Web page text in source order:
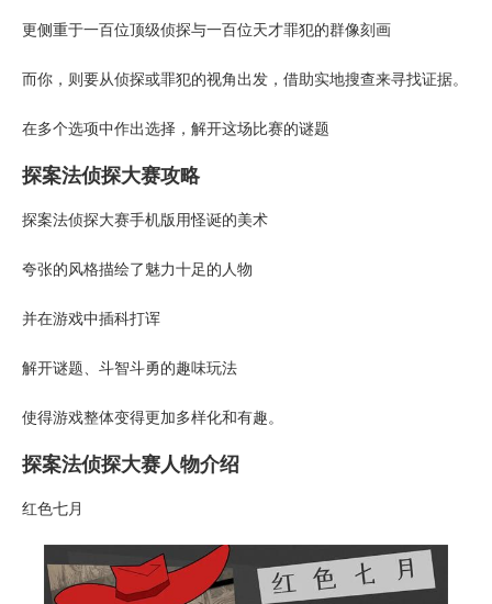
更侧重于一百位顶级侦探与一百位天才罪犯的群像刻画
而你，则要从侦探或罪犯的视角出发，借助实地搜查来寻找证据。
在多个选项中作出选择，解开这场比赛的谜题
探案法侦探大赛攻略
探案法侦探大赛手机版用怪诞的美术
夸张的风格描绘了魅力十足的人物
并在游戏中插科打诨
解开谜题、斗智斗勇的趣味玩法
使得游戏整体变得更加多样化和有趣。
探案法侦探大赛人物介绍
红色七月